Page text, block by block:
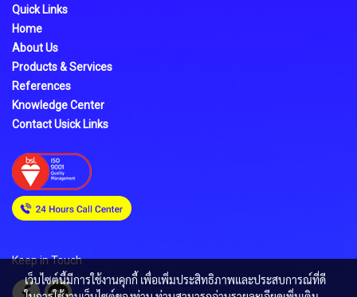
Quick Links
Home
About Us
Products & Services
References
Knowledge Center
Contact Usick Links
Keep in Touch
เว็บไซต์นี้มีการใช้งานคุกกี้ เพื่อเพิ่มประสิทธิภาพและประสบการณ์ที่ดี